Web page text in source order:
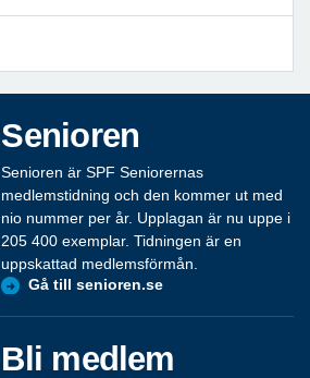
Senioren
Senioren är SPF Seniorernas
medlemstidning och den kommer ut med
nio nummer per år. Upplagan är nu uppe i
205 400 exemplar. Tidningen är en
uppskattad medlemsförmån.
Gå till senioren.se
Bli medlem